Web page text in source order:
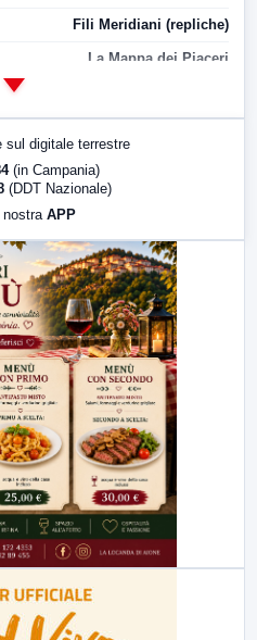
Fili Meridiani (repliche)
La Mappa dei Piaceri
LabNews (replica)
LabNews (replica)
sul digitale terrestre
(in Campania)
(DDT Nazionale)
APP